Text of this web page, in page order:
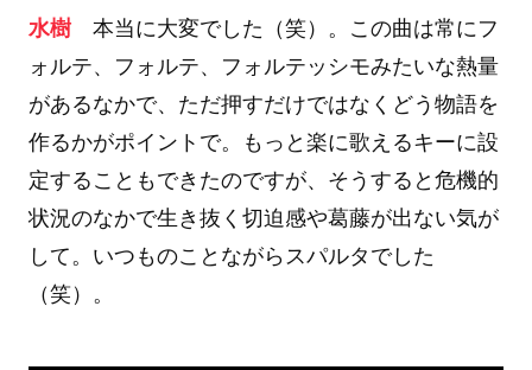
水樹本当に大変でした（笑）。この曲は常にフ
ォルテ、フォルテ、フォルテッシモみたいな熱量
があるなかで、ただ押すだけではなくどう物語を
作るかがポイントで。もっと楽に歌えるキーに設
定することもできたのですが、そうすると危機的
状況のなかで生き抜く切迫感や葛藤が出ない気が
して。いつものことながらスパルタでした
（笑）。